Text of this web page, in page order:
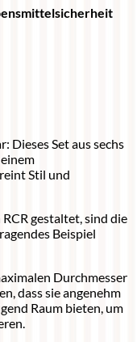
Dieses Set aus sechs
Stil und
gestaltet, sind die
Beispiel
Durchmesser
dass sie angenehm
Raum bieten, um